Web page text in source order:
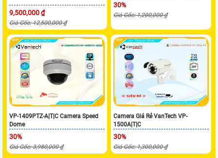
9,500,000 ₫
Giá Gốc: 12,500,000 ₫
30%
Giá Gốc: 1,200,000 ₫
VP-1409PTZ-A|T|C Camera Speed
Dome
30%
Giá Gốc: 3,980,000 ₫
Camera Giá Rẻ VanTech VP-
1500A|T|C
30%
Giá Gốc: 1,300,000 ₫